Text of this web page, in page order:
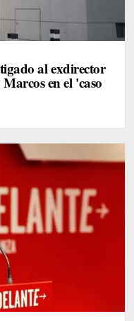
al exdirector
en el 'caso